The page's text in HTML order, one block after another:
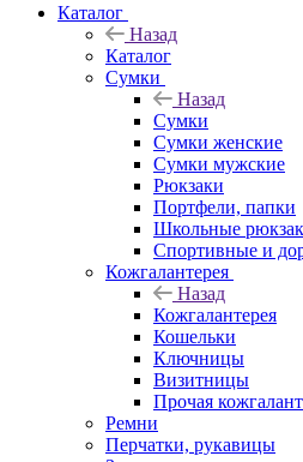
Каталог
Назад
Каталог
Сумки
Назад
Сумки
Сумки женские
Сумки мужские
Рюкзаки
Портфели, папки
Школьные
Спортивные и
Кожгалантерея
Назад
Кожгалантерея
Кошельки
Ключницы
Визитницы
Прочая
Ремни
Перчатки, рукавицы